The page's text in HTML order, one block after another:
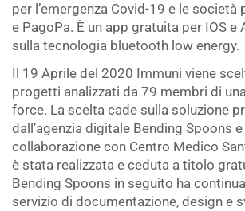
per l’emergenza Covid-19 e le società
e PagoPa. È un app gratuita per IOS e
sulla tecnologia bluetooth low energy.
Il 19 Aprile del 2020 Immuni viene
progetti analizzati da 79 membri di
force. La scelta cade sulla soluzione
dall’agenzia digitale Bending Spoons
collaborazione con Centro Medico
è stata realizzata e ceduta a titolo
Bending Spoons in seguito ha
servizio di documentazione, design e